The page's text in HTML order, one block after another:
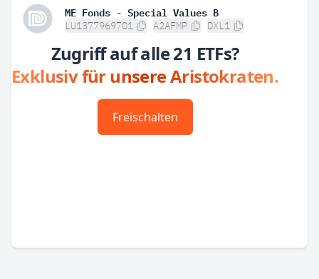
ME Fonds - Special Values B
LU1377969701 A2AFMP DXL1
Zugriff auf alle 21 ETFs?
Exklusiv für unsere Aristokraten.
Freischalten